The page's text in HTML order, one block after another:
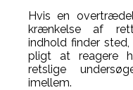
Hvis en
krænkelse af
indhold finder
pligt at reagere
retslige
imellem.